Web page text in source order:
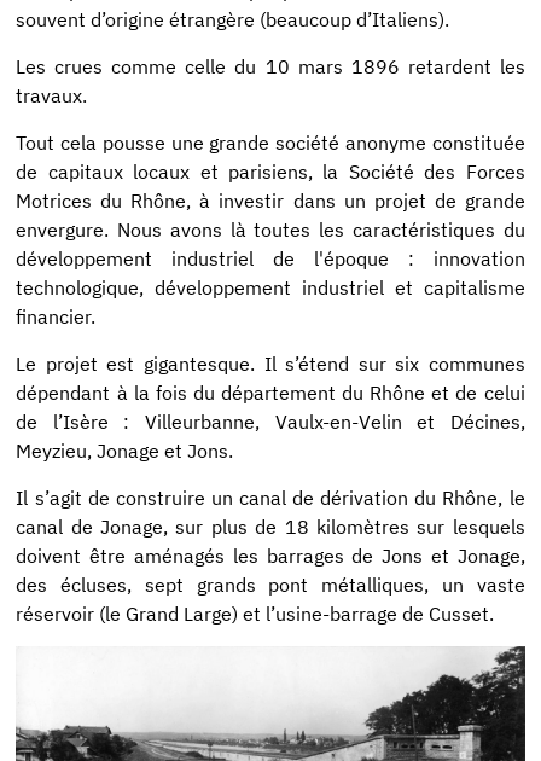
souvent d’origine étrangère (beaucoup d’Italiens).
Les crues comme celle du 10 mars 1896 retardent les
travaux.
Tout cela pousse une grande société anonyme constituée
de capitaux locaux et parisiens, la Société des Forces
Motrices du Rhône, à investir dans un projet de grande
envergure. Nous avons là toutes les caractéristiques du
développement industriel de l'époque : innovation
technologique, développement industriel et capitalisme
financier.
Le projet est gigantesque. Il s’étend sur six communes
dépendant à la fois du département du Rhône et de celui
de l’Isère : Villeurbanne, Vaulx-en-Velin et Décines,
Meyzieu, Jonage et Jons.
Il s’agit de construire un canal de dérivation du Rhône, le
canal de Jonage, sur plus de 18 kilomètres sur lesquels
doivent être aménagés les barrages de Jons et Jonage,
des écluses, sept grands pont métalliques, un vaste
réservoir (le Grand Large) et l’usine-barrage de Cusset.